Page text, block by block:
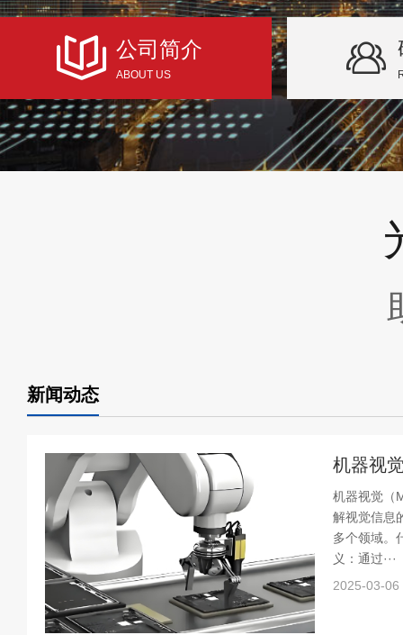
公司简介
ABOUT US
新闻动态
机器视
机器视觉（
解视觉信息
多个领域。
义：通过···
2025-03-06